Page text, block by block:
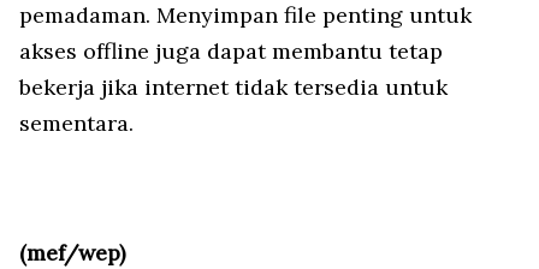
pemadaman. Menyimpan file penting untuk
akses offline juga dapat membantu tetap
bekerja jika internet tidak tersedia untuk
sementara.
(mef/wep)